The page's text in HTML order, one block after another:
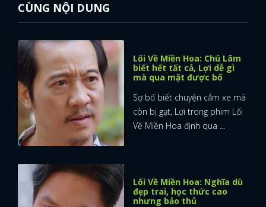
CÙNG NỘI DUNG
Lối Về Miền Hoa: Chú Lâm
biết hết tất cả, Lợi dễ gì
mà qua mặt được bố
Sợ bố biết chuyện cắm xe mà
còn bị gạt, Lợi trong phim Lối
Về Miền Hoa định qua ...
Lối Về Miền Hoa: Nghĩa dù
đẹp trai, học thức cao
nhưng bảo thủ